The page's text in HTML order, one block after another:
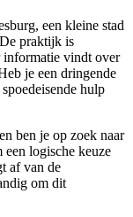
een kleine stad
praktijk is
informatie vindt over
je een dringende
hulp
ben je op zoek naar
logische keuze
af van de
om dit